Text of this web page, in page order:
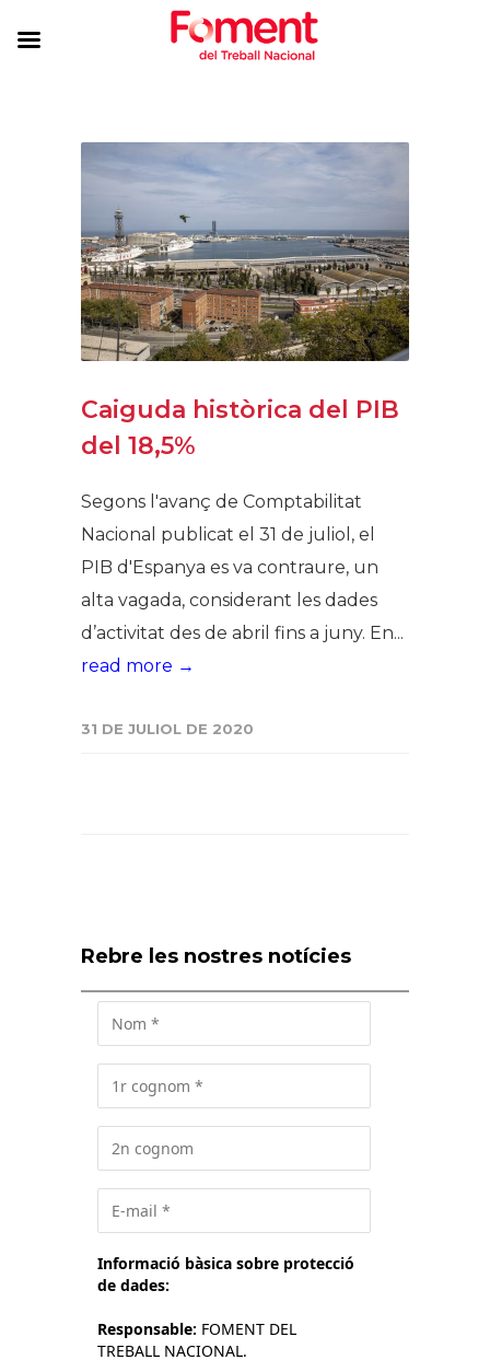
Caiguda històrica del PIB
del 18,5%
Segons l'avanç de Comptabilitat
Nacional publicat el 31 de juliol, el
PIB d'Espanya es va contraure, un
alta vagada, considerant les dades
d’activitat des de abril fins a juny. En...
read more →
31 DE JULIOL DE 2020
Rebre les nostres notícies
Informació bàsica sobre protecció
de dades:
Responsable: FOMENT DEL
TREBALL NACIONAL.